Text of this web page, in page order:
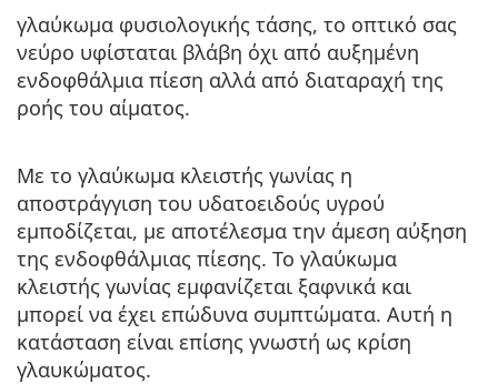
γλαύκωμα φυσιολογικής τάσης, το οπτικό σας
νεύρο υφίσταται βλάβη όχι από αυξημένη
ενδοφθάλμια πίεση αλλά από διαταραχή της
ροής του αίματος.
Με το γλαύκωμα κλειστής γωνίας η
αποστράγγιση του υδατοειδούς υγρού
εμποδίζεται, με αποτέλεσμα την άμεση αύξηση
της ενδοφθάλμιας πίεσης. Το γλαύκωμα
κλειστής γωνίας εμφανίζεται ξαφνικά και
μπορεί να έχει επώδυνα συμπτώματα. Αυτή η
κατάσταση είναι επίσης γνωστή ως κρίση
γλαυκώματος.